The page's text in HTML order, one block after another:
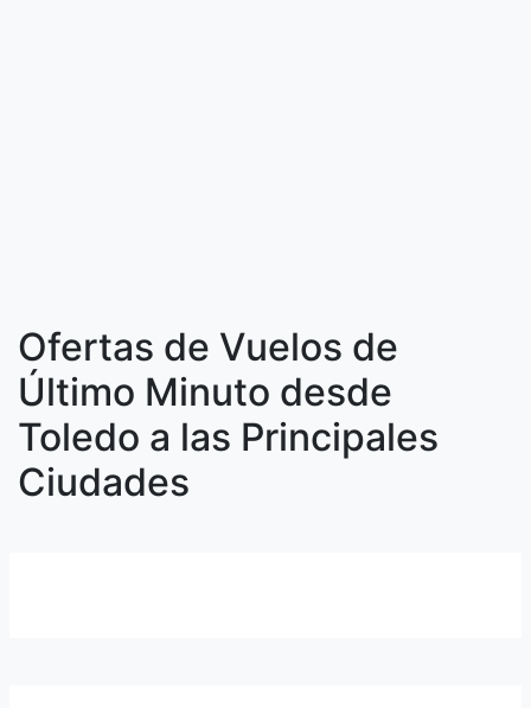
Ofertas de Vuelos de
Último Minuto desde
Toledo a las Principales
Ciudades